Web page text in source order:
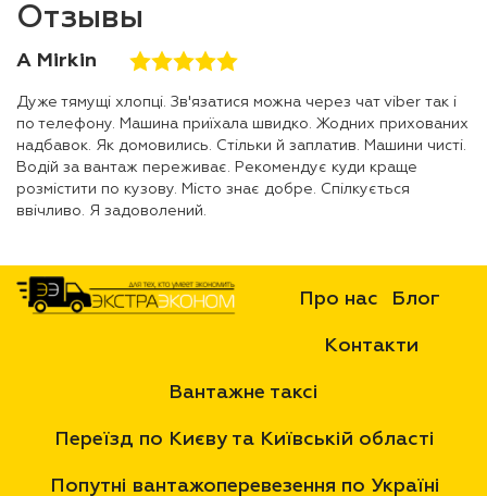
Отзывы
A Mirkin
Дуже тямущі хлопці. Зв'язатися можна через чат viber так і
по телефону. Машина приїхала швидко. Жодних прихованих
надбавок. Як домовились. Стільки й заплатив. Машини чисті.
Водій за вантаж переживає. Рекомендує куди краще
розмістити по кузову. Місто знає добре. Спілкується
ввічливо. Я задоволений.
Про нас Блог
Контакти
Вантажне таксі
Переїзд по Києву та Київській області
Попутні вантажоперевезення по Україні